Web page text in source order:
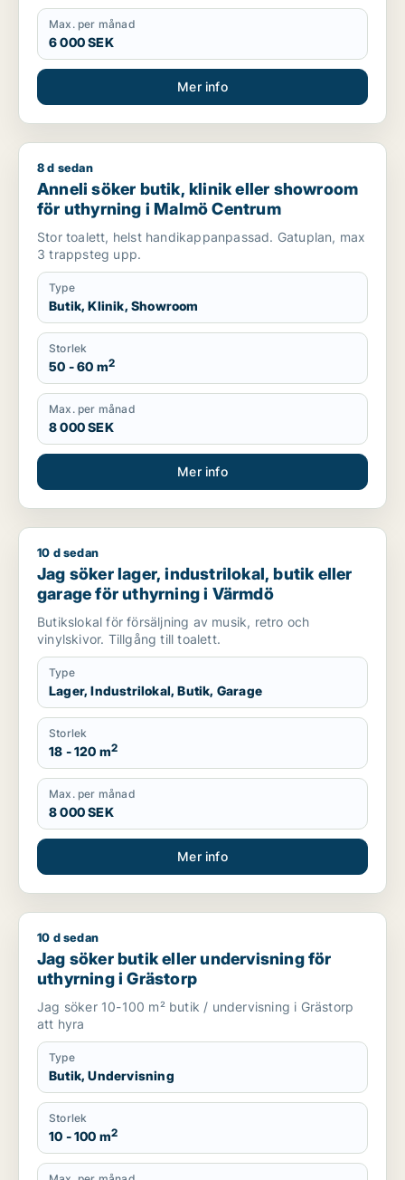
Max. per månad
6 000 SEK
Mer info
Anneli söker butik, klinik eller showroom för uthyrning i
8 d sedan
Anneli söker butik, klinik eller showroom
för uthyrning i Malmö Centrum
Stor toalett, helst handikappanpassad. Gatuplan, max
3 trappsteg upp.
Type
Butik, Klinik, Showroom
Storlek
50 - 60 m2
Max. per månad
8 000 SEK
Mer info
Jag söker lager, industrilokal, butik eller garage för
10 d sedan
Jag söker lager, industrilokal, butik eller
garage för uthyrning i Värmdö
Butikslokal för försäljning av musik, retro och
vinylskivor. Tillgång till toalett.
Type
Lager, Industrilokal, Butik, Garage
Storlek
18 - 120 m2
Max. per månad
8 000 SEK
Mer info
Jag söker butik eller undervisning för uthyrning i Grästorp
10 d sedan
Jag söker butik eller undervisning för
uthyrning i Grästorp
Jag söker 10-100 m² butik / undervisning i Grästorp
att hyra
Type
Butik, Undervisning
Storlek
10 - 100 m2